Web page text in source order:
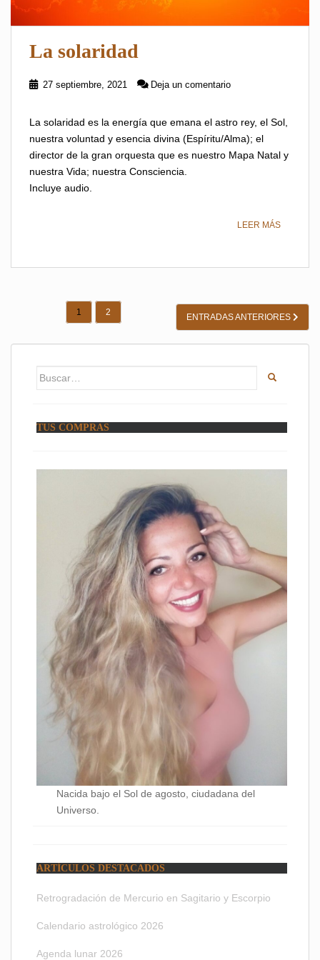
La solaridad
27 septiembre, 2021 Deja un comentario
La solaridad es la energía que emana el astro rey, el Sol,
nuestra voluntad y esencia divina (Espíritu/Alma); el
director de la gran orquesta que es nuestro Mapa Natal y
nuestra Vida; nuestra Consciencia.
Incluye audio.
LEER MÁS
PAGINACIÓN
ENTRADAS
1 2 ENTRADAS ANTERIORES
Buscar:
TUS COMPRAS
Nacida bajo el Sol de agosto, ciudadana del
Universo.
ARTÍCULOS DESTACADOS
Retrogradación de Mercurio en Sagitario y Escorpio
Calendario astrológico 2026
Agenda lunar 2026